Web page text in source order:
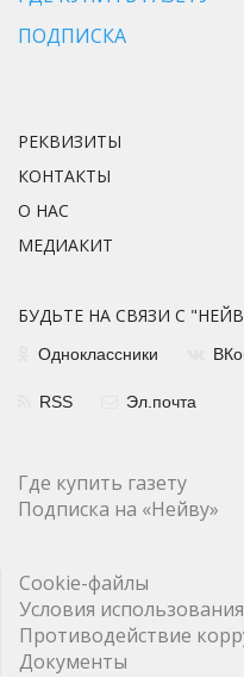
ПОДПИСКА
РЕКВИЗИТЫ
КОНТАКТЫ
О НАС
МЕДИАКИТ
БУДЬТЕ НА СВЯЗИ С
Одноклассники
RSS Эл.почта
Где купить газету
Подписка на «Нейву»
Cookie-файлы
Условия использования
Противодействие
Документы